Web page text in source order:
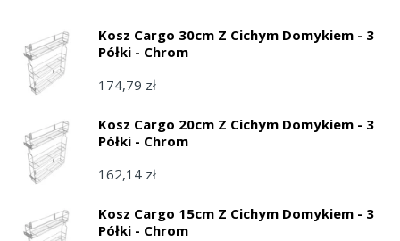
Kosz Cargo 30cm Z Cichym Domykiem - 3
Półki - Chrom
174,79 zł
Kosz Cargo 20cm Z Cichym Domykiem - 3
Półki - Chrom
162,14 zł
Kosz Cargo 15cm Z Cichym Domykiem - 3
Półki - Chrom